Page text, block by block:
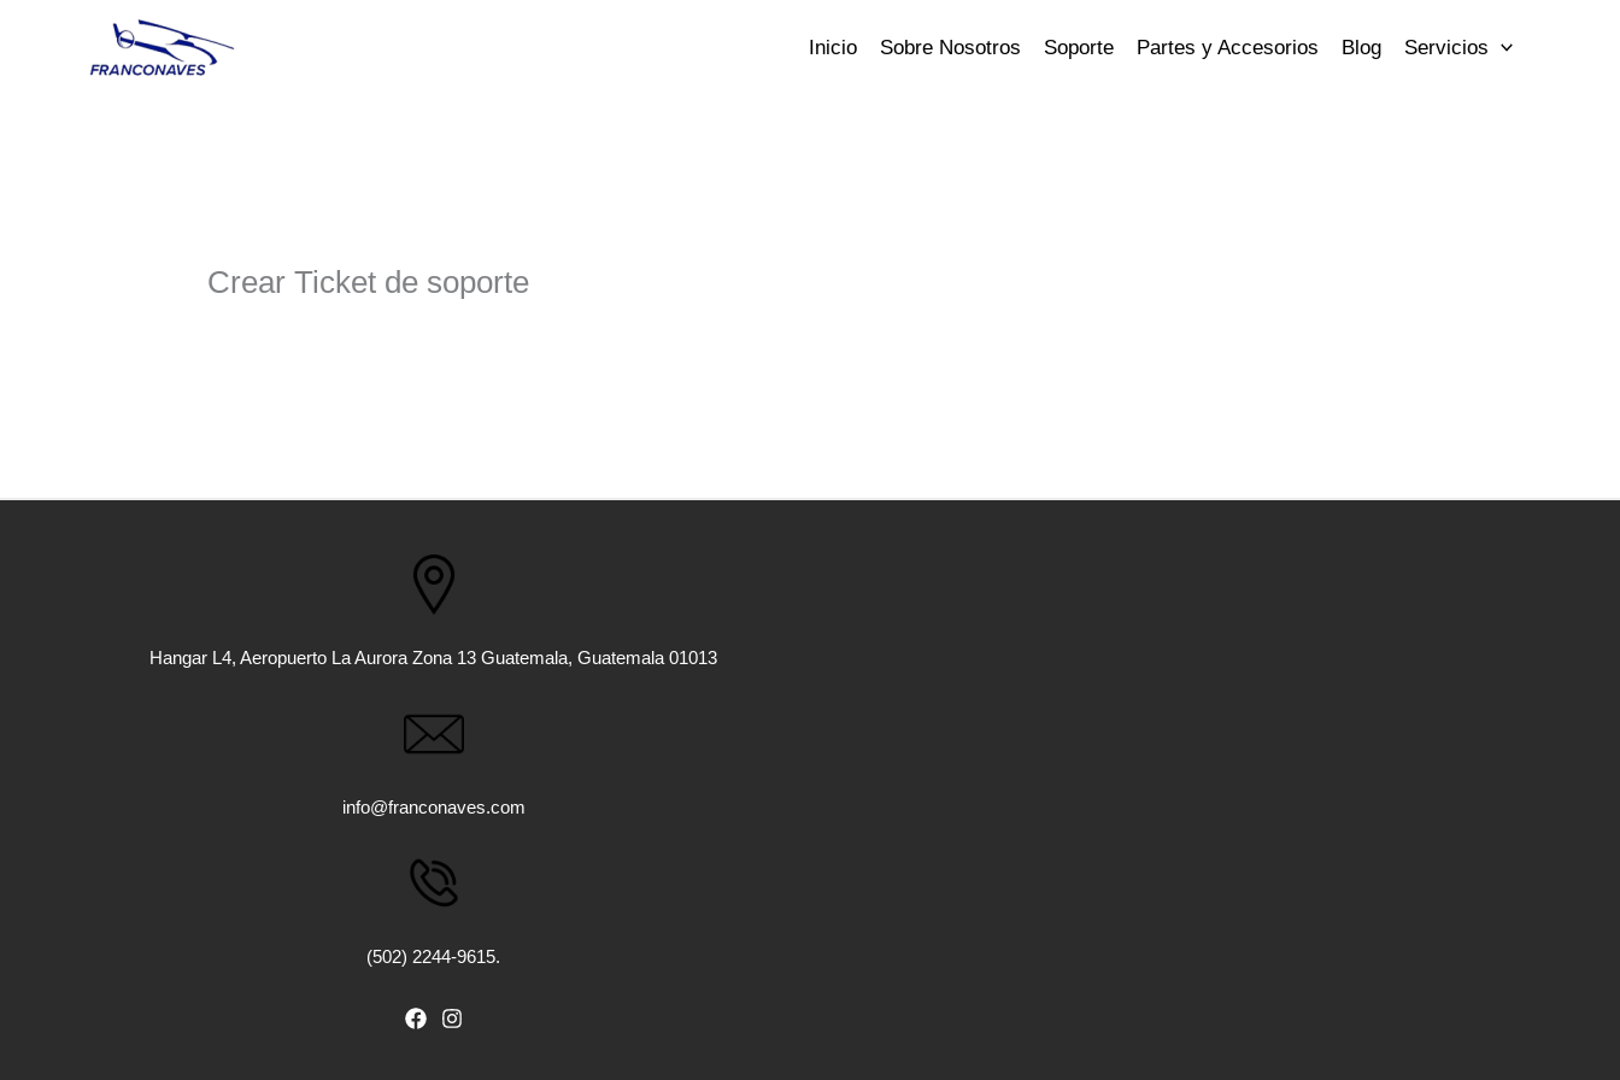
Inicio Sobre Nosotros Soporte Partes y Accesorios Blog Servicios
Crear Ticket de soporte
Hangar L4, Aeropuerto La Aurora Zona 13 Guatemala, Guatemala 01013
info@franconaves.com
(502) 2244-9615.